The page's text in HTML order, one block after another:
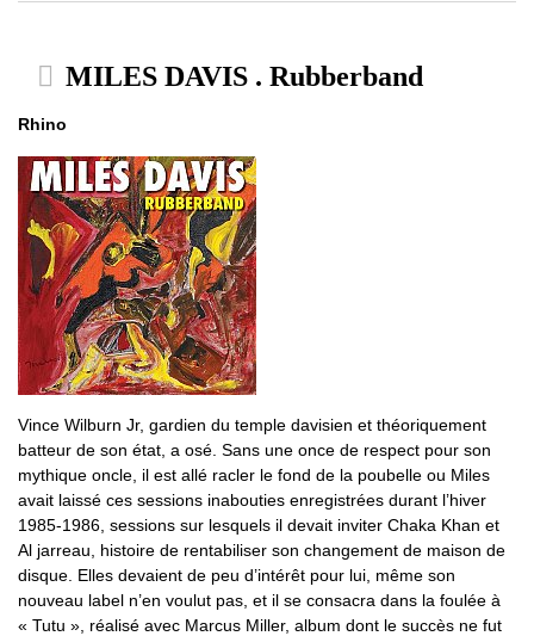
MILES DAVIS . Rubberband
Rhino
Vince Wilburn Jr, gardien du temple davisien et théoriquement
batteur de son état, a osé. Sans une once de respect pour son
mythique oncle, il est allé racler le fond de la poubelle ou Miles
avait laissé ces sessions inabouties enregistrées durant l’hiver
1985-1986, sessions sur lesquels il devait inviter Chaka Khan et
Al jarreau, histoire de rentabiliser son changement de maison de
disque. Elles devaient de peu d’intérêt pour lui, même son
nouveau label n’en voulut pas, et il se consacra dans la foulée à
« Tutu », réalisé avec Marcus Miller, album dont le succès ne fut